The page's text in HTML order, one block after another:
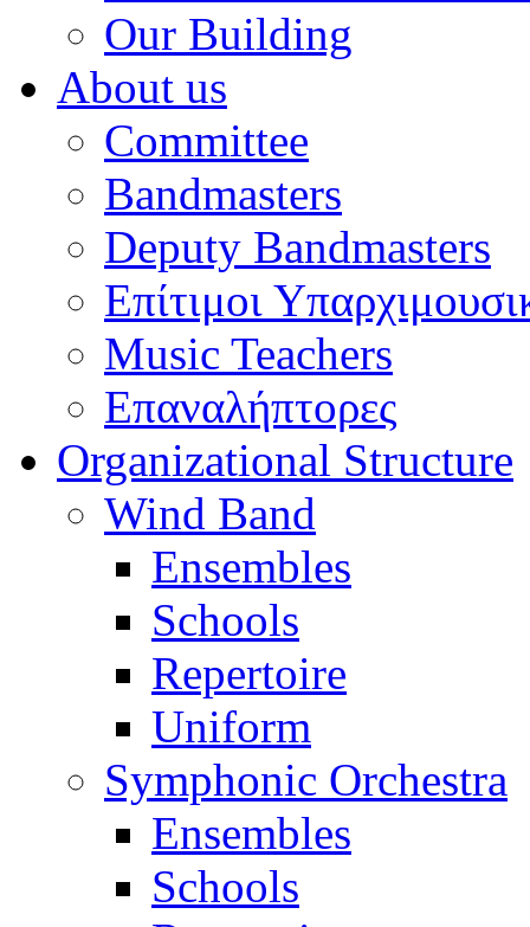
Our Building
About us
Committee
Bandmasters
Deputy Bandmasters
Επίτιμοι
Music Teachers
Επαναλήπτορες
Organizational Structure
Wind Band
Ensembles
Schools
Repertoire
Uniform
Symphonic Orchestra
Ensembles
Schools